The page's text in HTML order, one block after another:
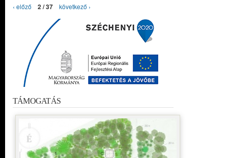
‹ előző 2 / 37 következő ›
TÁMOGATÁS